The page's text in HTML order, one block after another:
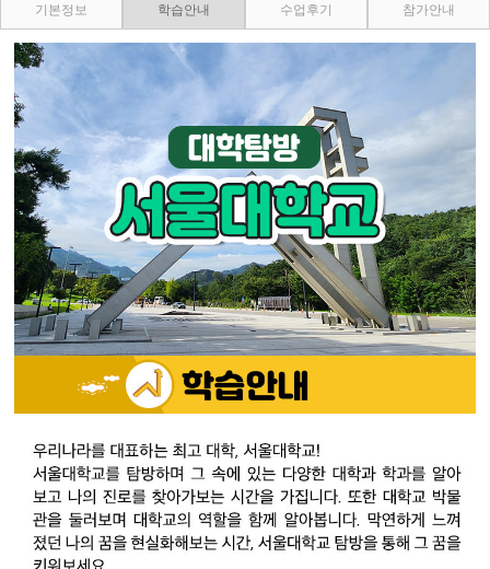
기본정보 학습안내 수업후기 참가안내